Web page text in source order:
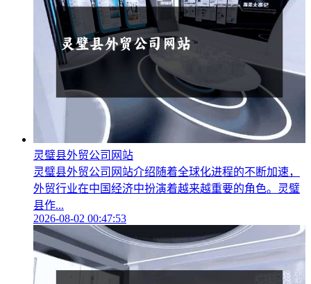
灵璧县外贸公司网站
灵璧县外贸公司网站介绍随着全球化进程的不断加速，
外贸行业在中国经济中扮演着越来越重要的角色。灵璧
县作...
2026-08-02 00:47:53